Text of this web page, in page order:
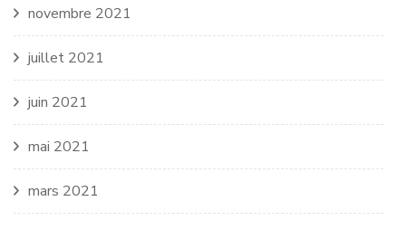
novembre 2021
juillet 2021
juin 2021
mai 2021
mars 2021